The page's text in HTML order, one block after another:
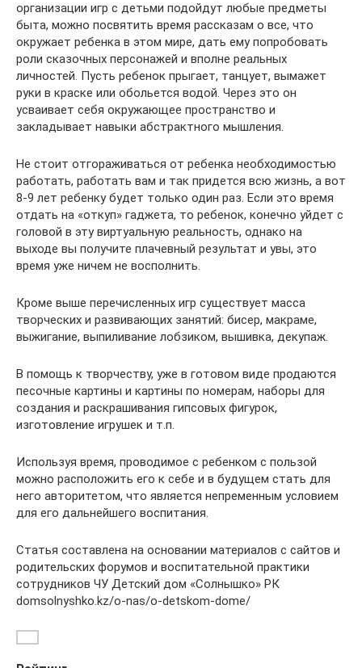
организации игр с детьми подойдут любые предметы
быта, можно посвятить время рассказам о все, что
окружает ребенка в этом мире, дать ему попробовать
роли сказочных персонажей и вполне реальных
личностей. Пусть ребенок прыгает, танцует, вымажет
руки в краске или обольется водой. Через это он
усваивает себя окружающее пространство и
закладывает навыки абстрактного мышления.
Не стоит отгораживаться от ребенка необходимостью
работать, работать вам и так придется всю жизнь, а вот
8-9 лет ребенку будет только один раз. Если это время
отдать на «откуп» гаджета, то ребенок, конечно уйдет с
головой в эту виртуальную реальность, однако на
выходе вы получите плачевный результат и увы, это
время уже ничем не восполнить.
Кроме выше перечисленных игр существует масса
творческих и развивающих занятий: бисер, макраме,
выжигание, выпиливание лобзиком, вышивка, декупаж.
В помощь к творчеству, уже в готовом виде продаются
песочные картины и картины по номерам, наборы для
создания и раскрашивания гипсовых фигурок,
изготовление игрушек и т.п.
Используя время, проводимое с ребенком с пользой
можно расположить его к себе и в будущем стать для
него авторитетом, что является непременным условием
для его дальнейшего воспитания.
Статья составлена на основании материалов с сайтов и
родительских форумов и воспитательной практики
сотрудников ЧУ Детский дом «Солнышко» РК
domsolnyshko.kz/o-nas/o-detskom-dome/